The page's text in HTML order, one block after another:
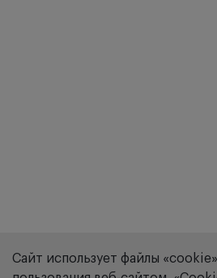
Сайт использует файлы